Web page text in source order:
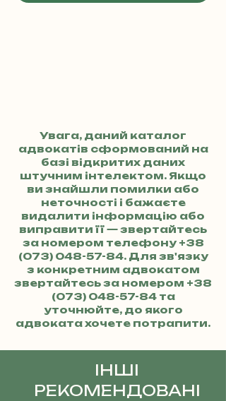
Увага, даний каталог
адвокатів сформований на
базі відкритих даних
штучним інтелектом. Якщо
ви знайшли помилки або
неточності і бажаєте
видалити інформацію або
виправити її — звертайтесь
за номером телефону +38
(073) 048-57-84. Для зв'язку
з конкретним адвокатом
звертайтесь за номером +38
(073) 048-57-84та
уточнюйте, до якого
адвоката хочете потрапити.
ІНШІ
РЕКОМЕНДОВАНІ